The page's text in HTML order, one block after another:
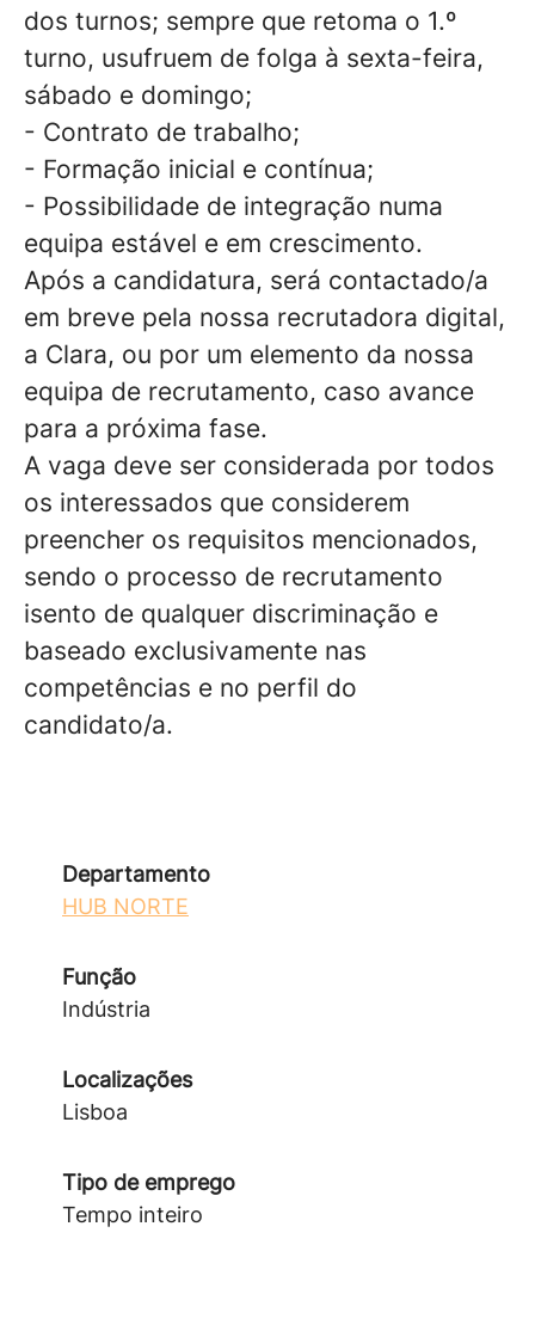
dos turnos; sempre que retoma o 1.º
turno, usufruem de folga à sexta-feira,
sábado e domingo;
- Contrato de trabalho;
- Formação inicial e contínua;
- Possibilidade de integração numa
equipa estável e em crescimento.
Após a candidatura, será contactado/a
em breve pela nossa recrutadora digital,
a Clara, ou por um elemento da nossa
equipa de recrutamento, caso avance
para a próxima fase.
A vaga deve ser considerada por todos
os interessados que considerem
preencher os requisitos mencionados,
sendo o processo de recrutamento
isento de qualquer discriminação e
baseado exclusivamente nas
competências e no perfil do
candidato/a.
Departamento
HUB NORTE
Função
Indústria
Localizações
Lisboa
Tipo de emprego
Tempo inteiro